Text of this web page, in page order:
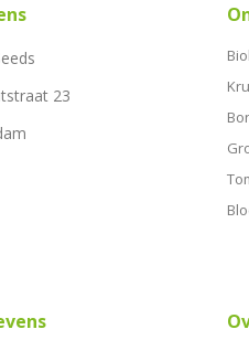
23